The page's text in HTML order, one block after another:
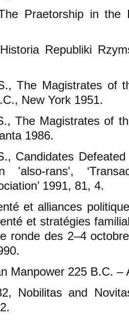
Praetorship in the
Republiki
The Magistrates of
New York 1951.
The Magistrates of
1986.
Candidates
'also-rans',
1991, 81, 4.
et alliances
et stratégies
ronde des 2–4
Manpower 225 B.C.
Nobilitas and